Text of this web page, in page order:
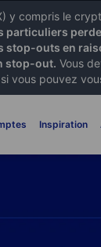
y compris le
outs en
stop-out. Vous
vous pouvez
Inspiration